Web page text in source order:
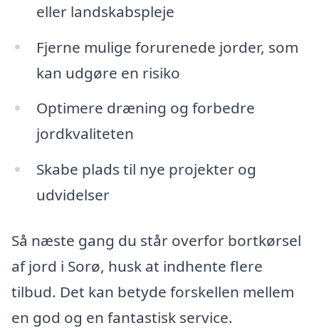
eller landskabspleje
Fjerne mulige forurenede jorder, som
kan udgøre en risiko
Optimere dræning og forbedre
jordkvaliteten
Skabe plads til nye projekter og
udvidelser
Så næste gang du står overfor bortkørsel
af jord i Sorø, husk at indhente flere
tilbud. Det kan betyde forskellen mellem
en god og en fantastisk service.